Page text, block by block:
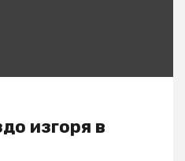
изгоря в